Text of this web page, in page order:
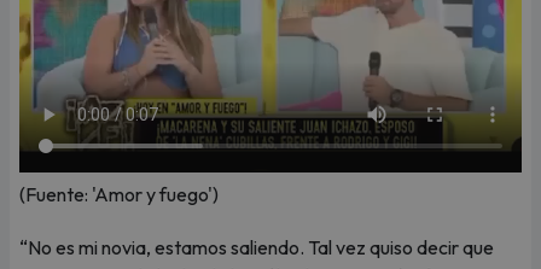
(Fuente: 'Amor y fuego')
“No es mi novia, estamos saliendo. Tal vez quiso decir que